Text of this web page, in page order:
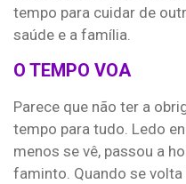
tempo para cuidar de
saúde e a família.
O TEMPO VOA
Parece que não ter a
tempo para tudo. Ledo
menos se vê, passou a
faminto. Quando se